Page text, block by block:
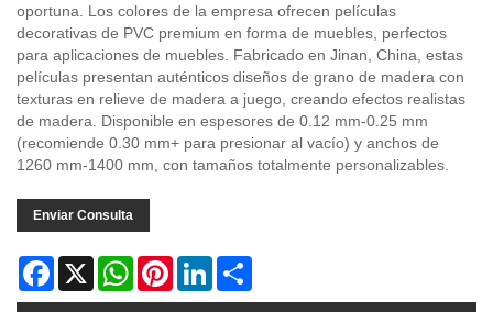
oportuna. Los colores de la empresa ofrecen películas
decorativas de PVC premium en forma de muebles, perfectos
para aplicaciones de muebles. Fabricado en Jinan, China, estas
películas presentan auténticos diseños de grano de madera con
texturas en relieve de madera a juego, creando efectos realistas
de madera. Disponible en espesores de 0.12 mm-0.25 mm
(recomiende 0.30 mm+ para presionar al vacío) y anchos de
1260 mm-1400 mm, con tamaños totalmente personalizables.
Enviar Consulta
Facebook
X WhatsAppPinterestLinkedIn